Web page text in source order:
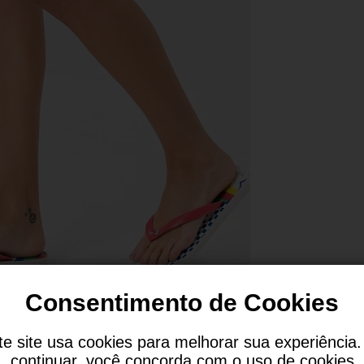
Consentimento de Cookies
site usa cookies para melhorar sua experiência.
continuar, você concorda com o uso de cookies